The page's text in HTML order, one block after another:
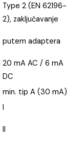
Type 2 (EN 62196-
2), zaključavanje
putem adaptera
20 mA AC / 6 mA
DC
min. tip A (30 mA)
I
II